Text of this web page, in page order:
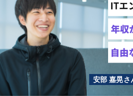
安部 嘉晃